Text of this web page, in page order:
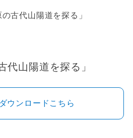
古代山陽道を探る」
代山陽道を探る」
ウンロードこちら